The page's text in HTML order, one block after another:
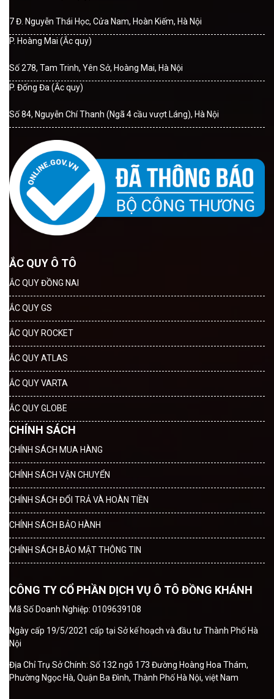
7 Đ. Nguyễn Thái Học, Cửa Nam, Hoàn Kiếm, Hà Nội
P. Hoàng Mai (Ắc quy)
Số 278, Tam Trinh, Yên Sở, Hoàng Mai, Hà Nội
P. Đống Đa (Ắc quy)
Số 84, Nguyễn Chí Thanh (Ngã 4 cầu vượt Láng), Hà Nội
ẮC QUY Ô TÔ
ẮC QUY ĐỒNG NAI
ẮC QUY GS
ẮC QUY ROCKET
ẮC QUY ATLAS
ẮC QUY VARTA
ẮC QUY GLOBE
CHÍNH SÁCH
CHÍNH SÁCH MUA HÀNG
CHÍNH SÁCH VẬN CHUYỂN
CHÍNH SÁCH ĐỔI TRẢ VÀ HOÀN TIỀN
CHÍNH SÁCH BẢO HÀNH
CHÍNH SÁCH BẢO MẬT THÔNG TIN
CÔNG TY CỔ PHẦN DỊCH VỤ Ô TÔ ĐỒNG KHÁNH
Mã Số Doanh Nghiệp: 0109639108
Ngày cấp 19/5/2021 cấp tại Sở kế hoạch và đầu tư Thành Phố Hà
Nội
Địa Chỉ Trụ Sở Chính: Số 132 ngõ 173 Đường Hoàng Hoa Thám,
Phường Ngọc Hà, Quận Ba Đình, Thành Phố Hà Nội, việt Nam